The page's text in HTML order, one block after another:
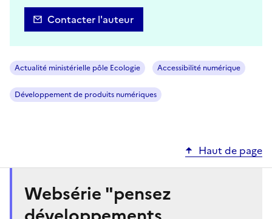
Contacter l'auteur
Actualité ministérielle pôle Ecologie Accessibilité numérique
Développement de produits numériques
Haut de page
Websérie "pensez